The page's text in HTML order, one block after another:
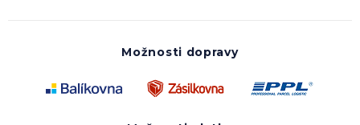
Možnosti dopravy